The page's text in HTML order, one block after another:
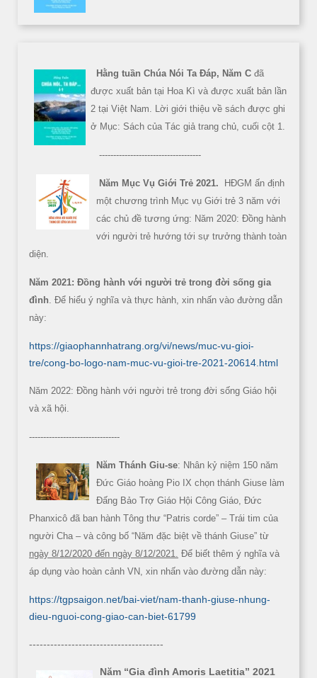
Hằng tuần Chúa Nói Ta Đáp, Năm C đã
được xuất bản tại Hoa Kì và được xuất bản lần
2 tại Việt Nam. Lời giới thiệu về sách được ghi
ở Mục: Sách của Tác giả trang chủ, cuối cột 1.
------------------------------------
Năm Mục Vụ Giới Trẻ 2021.
HĐGM ấn định
một chương trình Mục vụ Giới trẻ 3 năm với
các chủ đề tương ứng: Năm 2020: Đồng hành
với người trẻ hướng tới sự trưởng thành toàn
diện.
Năm 2021: Đồng hành với người trẻ trong đời sống gia
đình . Để hiểu ý nghĩa và thực hành, xin nhấn vào đường dẫn
này:
https://giaophannhatrang.org/vi/news/muc-vu-gioi-
tre/cong-bo-logo-nam-muc-vu-gioi-tre-2021-20614.html
Năm 2022: Đồng hành với người trẻ trong đời sống Giáo hội
và xã hội.
--------------------------------
Năm Thánh Giu-se: Nhân kỷ niệm 150 năm
Đức Giáo hoàng Pio IX chọn thánh Giuse làm
Đấng Bảo Trợ Giáo Hội Công Giáo, Đức
Phanxicô đã ban hành Tông thư “Patris corde” – Trái tim của
người Cha – và công bố “Năm đặc biệt về thánh Giuse” từ
ngày 8/12/2020 đến ngày 8/12/2021.
Để biết thêm ý nghĩa và
áp dụng vào hoàn cảnh VN, xin nhấn vào đường dẫn này:
https://tgpsaigon.net/bai-viet/nam-thanh-giuse-nhung-
dieu-nguoi-cong-giao-can-biet-61799
--------------------------------------
Năm “Gia đình Amoris Laetitia” 2021